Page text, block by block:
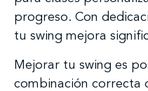
progreso. Con
tu swing mejora
Mejorar tu swing es
combinación correcta